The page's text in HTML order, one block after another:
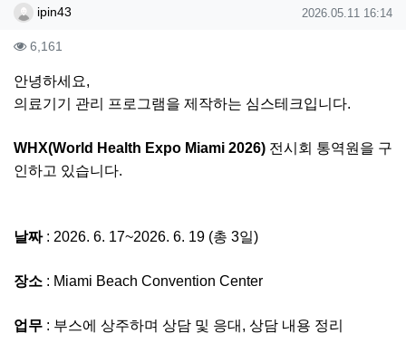
작성자 정보
ipin43 작성일
2026.05.11 16:14
컨텐츠 정보
6,161
본문
안녕하세요,
의료기기 관리 프로그램을 제작하는 심스테크입니다.
WHX(World Health Expo Miami 2026) 전시회 통역원을 구
인하고 있습니다.
날짜: 2026. 6. 17~2026. 6. 19 (총 3일)
장소 : Miami Beach Convention Center
업무 : 부스에 상주하며 상담 및 응대, 상담 내용 정리